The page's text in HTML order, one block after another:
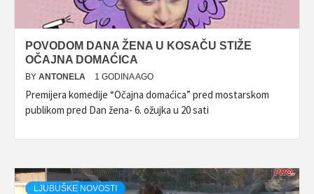
POVODOM DANA ŽENA U KOSAČU STIŽE
OČAJNA DOMAĆICA
BY ANTONELA 1 GODINA AGO
Premijera komedije “Očajna domaćica” pred mostarskom
publikom pred Dan žena- 6. ožujka u 20 sati
LJUBUŠKE NOVOSTI